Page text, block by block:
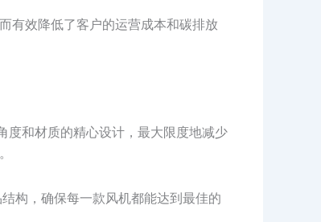
有效降低了客户的运营成本和碳排放
度和材质的精心设计，最大限度地减少
构，确保每一款风机都能达到最佳的